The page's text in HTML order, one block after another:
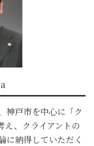
神戸市を中心に「ク
え、クライアントの
に納得していただく